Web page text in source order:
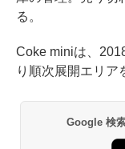
る。
Coke miniは、
り順次展開エリア
Google 検